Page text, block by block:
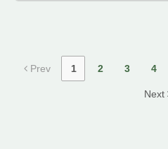
Prev 1 2 3 4
Next